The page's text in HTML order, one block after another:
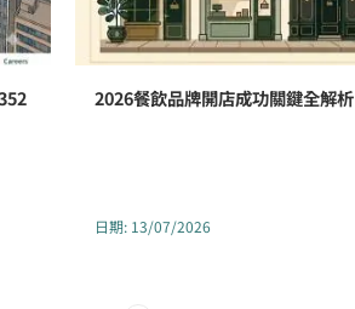
2026餐飲品牌開店成功關鍵全解析
日期: 13/07/2026